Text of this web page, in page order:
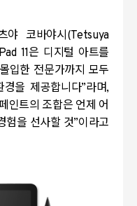
야 코바야시(Tetsuya
11은 디지털 아트를
입한 전문가까지 모두
을 제공합니다”라며,
인트의 조합은 언제 어
험을 선사할 것”이라고